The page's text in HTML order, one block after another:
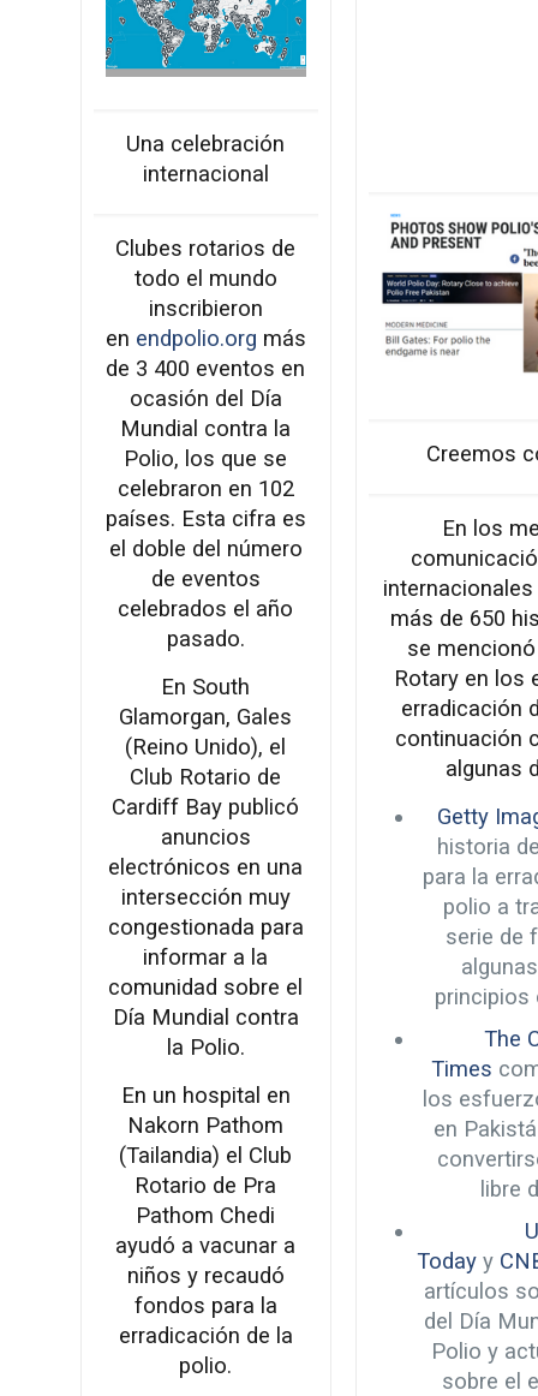
Una celebración
internacional
Clubes rotarios de
todo el mundo
inscribieron
en endpolio.org más
de 3 400 eventos en
ocasión del Día
Mundial contra la
Polio, los que se
celebraron en 102
países. Esta cifra es
el doble del número
de eventos
celebrados el año
pasado.
En South
Glamorgan, Gales
(Reino Unido), el
Club Rotario de
Cardiff Bay publicó
anuncios
electrónicos en una
intersección muy
congestionada para
informar a la
comunidad sobre el
Día Mundial contra
la Polio.
En un hospital en
Nakorn Pathom
(Tailandia) el Club
Rotario de Pra
Pathom Chedi
ayudó a vacunar a
niños y recaudó
fondos para la
erradicación de la
polio.
Creemos
En los
más de 650
se
Rotary en los
erradicación
continuación
algunas
Getty
historia
para la
polio a
serie de
principios
The
Times
los
en
libre
Todayy
artículos
del Día
Polio y
sobre el